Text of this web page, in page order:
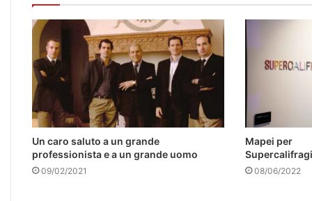
Un caro saluto a un grande
professionista e a un grande uomo
09/02/2021
Mapei per
08/06/2022